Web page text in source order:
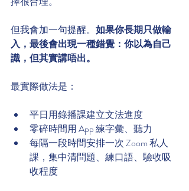
但我會加一句提醒。 如果你長期只做輸
入，最後會出現一種錯覺：你以為自己
識，但其實講唔出。
最實際做法是：
平日用錄播課建立文法進度
零碎時間用 App 練字彙、聽力
每隔一段時間安排一次 Zoom 私人
課，集中清問題、練口語、驗收吸
收程度